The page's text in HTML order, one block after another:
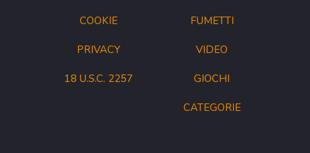
COOKIE
PRIVACY
18 U.S.C. 2257
FUMETTI
VIDEO
GIOCHI
CATEGORIE